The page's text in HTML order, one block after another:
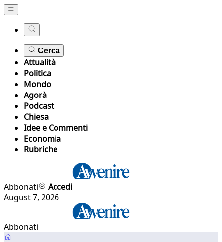
Cerca
Attualità
Politica
Mondo
Agorà
Podcast
Chiesa
Idee e Commenti
Economia
Rubriche
Abbonati
Accedi
August 7, 2026
Abbonati